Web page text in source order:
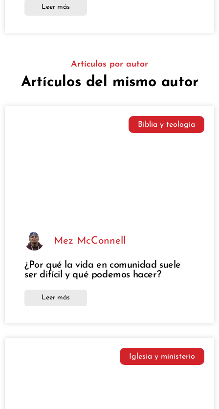
Leer más
Artículos por autor
Artículos del mismo autor
Biblia y teología
Mez McConnell
¿Por qué la vida en comunidad suele
ser difícil y qué podemos hacer?
Leer más
Iglesia y ministerio